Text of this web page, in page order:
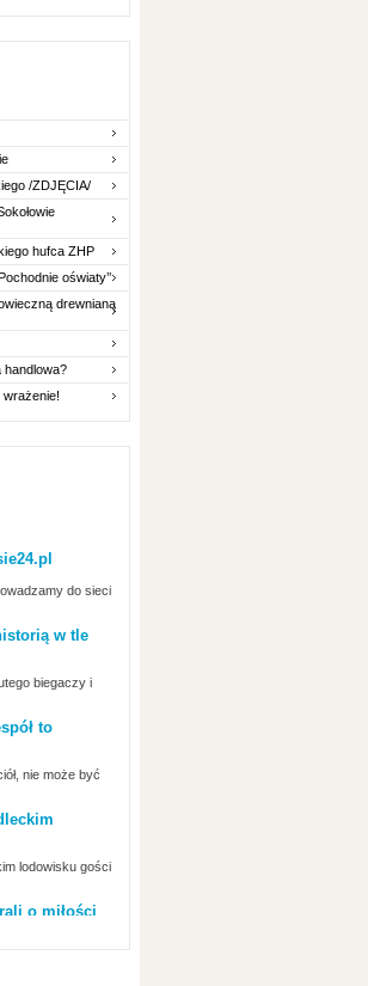
/ZDJĘCIA/
hufca ZHP
oświaty’’
drewnianą
wrażenie!
do sieci
w tle
biegaczy i
to
nie może być
lodowisku gości
o miłości
Kultury w